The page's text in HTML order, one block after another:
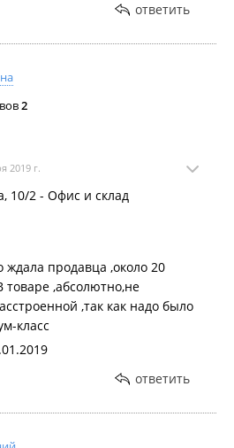
ответить
2
2019 г.
10/2 - Офис и склад
ждала продавца ,около 20
,абсолютно,не
,так как надо было
класс
ответить